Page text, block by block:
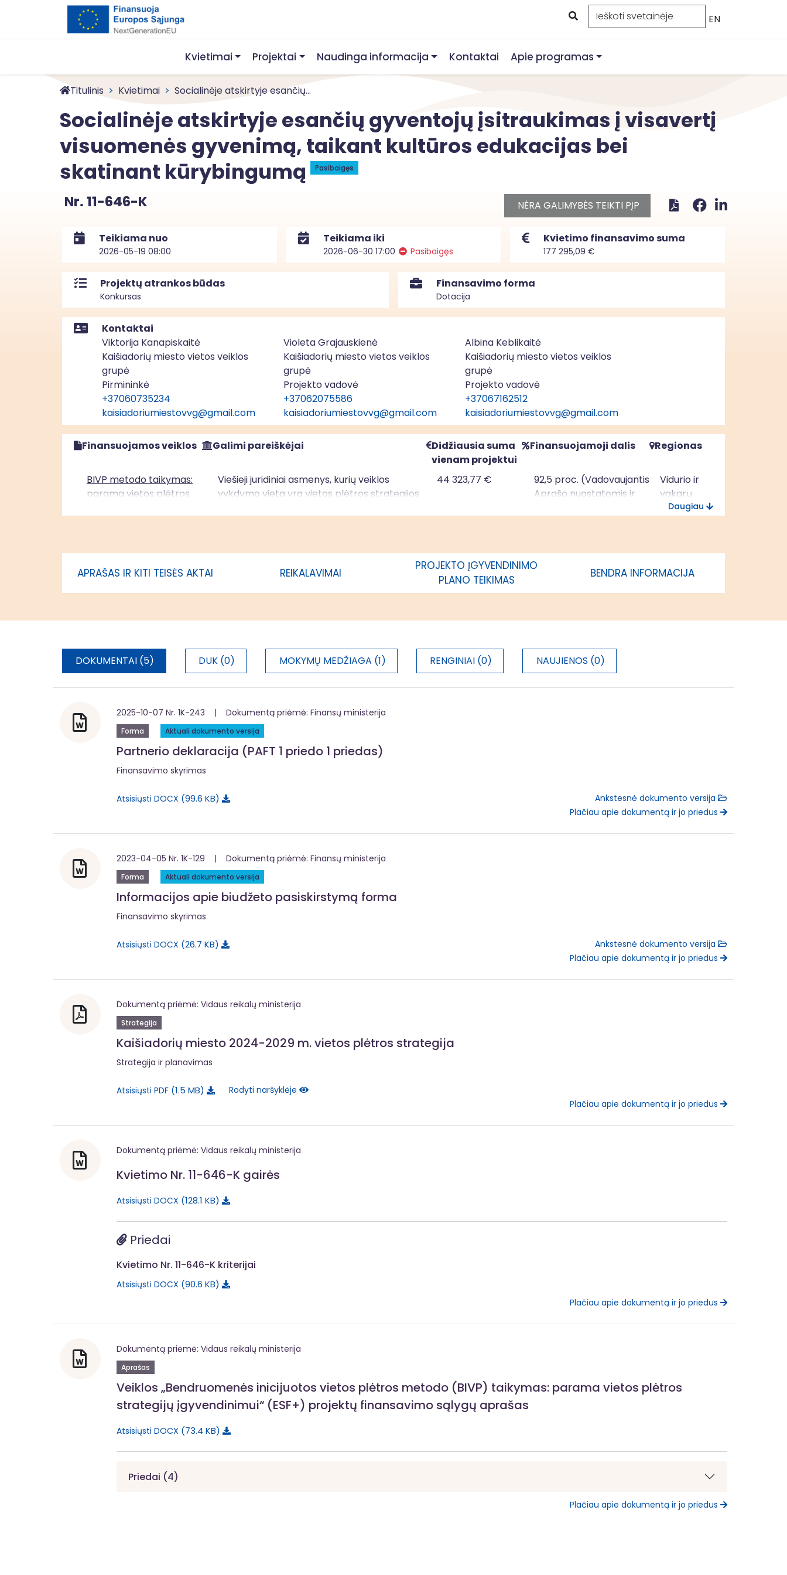
EN
Kvietimai Projektai Naudinga informacija Kontaktai Apie programas
Titulinis Kvietimai Socialinėje atskirtyje esančių...
Socialinėje atskirtyje esančių gyventojų įsitraukimas į visavertį
visuomenės gyvenimą, taikant kultūros edukacijas bei
skatinant kūrybingumą
Pasibaigęs
Nr. 11-646-K NĖRA GALIMYBĖS TEIKTI PĮP
Teikiama nuo
2026-05-19 08:00
Teikiama iki
2026-06-30 17:00 Pasibaigęs
Kvietimo finansavimo suma
177 295,09 €
Projektų atrankos būdas
Konkursas
Finansavimo forma
Dotacija
Kontaktai
Viktorija Kanapiskaitė
Kaišiadorių miesto vietos veiklos
grupė
Pirmininkė
+37060735234
kaisiadoriumiestovvg@gmail.com
Violeta Grajauskienė
Kaišiadorių miesto vietos veiklos
grupė
Projekto vadovė
+37062075586
kaisiadoriumiestovvg@gmail.com
Albina Keblikaitė
Kaišiadorių miesto vietos veiklos
grupė
Projekto vadovė
+37067162512
kaisiadoriumiestovvg@gmail.com
Finansuojamos veiklos Galimi pareiškėjai
Didžiausia suma
vienam projektui
Finansuojamoji dalis Regionas
BIVP metodo taikymas:
parama vietos plėtros
Viešieji juridiniai asmenys, kurių veiklos
vykdymo vieta yra vietos plėtros strategijos
teritorijoje; savivaldybės, kurios teritorijoje
administracija
44 323,77 €
92,5 proc. (Vadovaujantis
Aprašo nuostatomis ir
Vidurio ir
vakarų
Lietuvos
Daugiau
APRAŠAS IR KITI TEISĖS AKTAI REIKALAVIMAI
PROJEKTO ĮGYVENDINIMO
PLANO TEIKIMAS
BENDRA INFORMACIJA
DOKUMENTAI (5) DUK (0) MOKYMŲ MEDŽIAGA (1) RENGINIAI (0) NAUJIENOS (0)
2025-10-07 Nr. 1K-243 | Dokumentą priėmė: Finansų ministerija
Forma Aktuali dokumento versija
Partnerio deklaracija (PAFT 1 priedo 1 priedas)
Finansavimo skyrimas
Atsisiųsti DOCX 99.6 KB
Ankstesnė dokumento versija
Plačiau apie dokumentą ir jo priedus
2023-04-05 Nr. 1K-129 | Dokumentą priėmė: Finansų ministerija
Forma Aktuali dokumento versija
Informacijos apie biudžeto pasiskirstymą forma
Finansavimo skyrimas
Atsisiųsti DOCX 26.7 KB
Ankstesnė dokumento versija
Plačiau apie dokumentą ir jo priedus
Dokumentą priėmė: Vidaus reikalų ministerija
Strategija
Kaišiadorių miesto 2024-2029 m. vietos plėtros strategija
Strategija ir planavimas
Atsisiųsti PDF 1.5 MB
Rodyti naršyklėje
Plačiau apie dokumentą ir jo priedus
Dokumentą priėmė: Vidaus reikalų ministerija
Kvietimo Nr. 11-646-K gairės
Atsisiųsti DOCX 128.1 KB
Priedai
Kvietimo Nr. 11-646-K kriterijai
Atsisiųsti DOCX 90.6 KB
Plačiau apie dokumentą ir jo priedus
Dokumentą priėmė: Vidaus reikalų ministerija
Aprašas
Veiklos „Bendruomenės inicijuotos vietos plėtros metodo (BIVP) taikymas: parama vietos plėtros
strategijų įgyvendinimui“ (ESF+) projektų finansavimo sąlygų aprašas
Atsisiųsti DOCX 73.4 KB
Priedai (4)
Plačiau apie dokumentą ir jo priedus